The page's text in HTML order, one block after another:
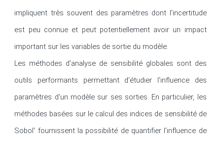
impliquent très souvent des paramètres dont l'incertitude
est peu connue et peut potentiellement avoir un impact
important sur les variables de sortie du modèle.
Les méthodes d'analyse de sensibilité globales sont des
outils performants permettant d'étudier l'influence des
paramètres d'un modèle sur ses sorties. En particulier, les
méthodes basées sur le calcul des indices de sensibilité de
Sobol' fournissent la possibilité de quantifier l'influence de